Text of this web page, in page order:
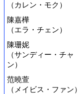
（カレン・モク）
陳嘉樺
（エラ・チェン）
陳珊妮
（サンディー・チャ
ン）
范曉萱
（メイビス・ファン）